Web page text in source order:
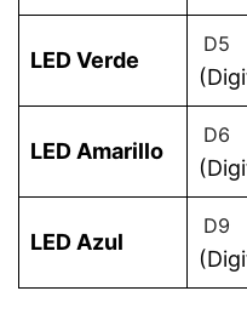
LED Verde
D5
LED Amarillo
D6
LED Azul
D9